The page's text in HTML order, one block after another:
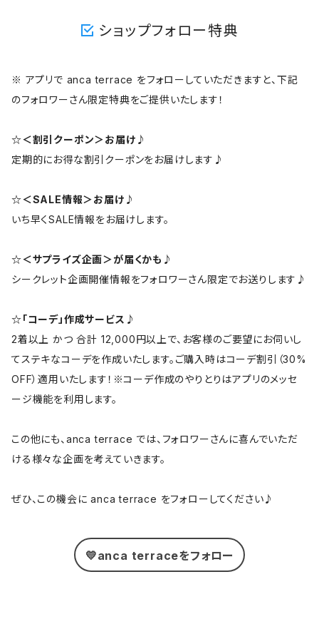
ショップフォロー特典
※ アプリで anca terrace をフォローしていただきますと、下記
のフォロワーさん限定特典をご提供いたします！
☆＜割引クーポン＞お届け♪
定期的にお得な割引クーポンをお届けします♪
☆＜SALE情報＞お届け♪
いち早くSALE情報をお届けします。
☆＜サプライズ企画＞が届くかも♪
シークレット企画開催情報をフォロワーさん限定でお送りします♪
☆「コーデ」作成サービス♪
2着以上 かつ 合計 12,000円以上で、お客様のご要望にお伺いし
てステキなコーデを作成いたします。ご購入時はコーデ割引（30%
OFF）適用いたします！※コーデ作成のやりとりはアプリのメッセ
ージ機能を利用します。
この他にも、anca terrace では、フォロワーさんに喜んでいただ
ける様々な企画を考えていきます。
ぜひ、この機会に anca terrace をフォローしてください♪
💛anca terraceをフォロー